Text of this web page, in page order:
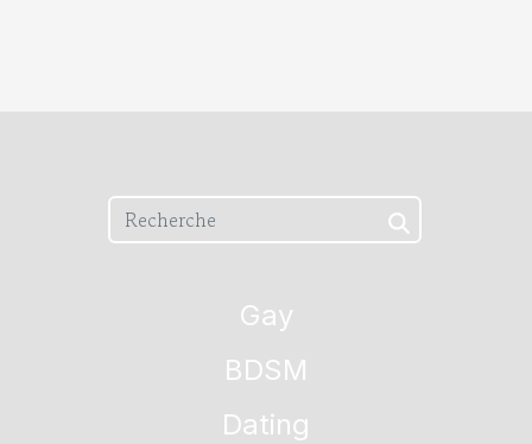
Gay
BDSM
Dating